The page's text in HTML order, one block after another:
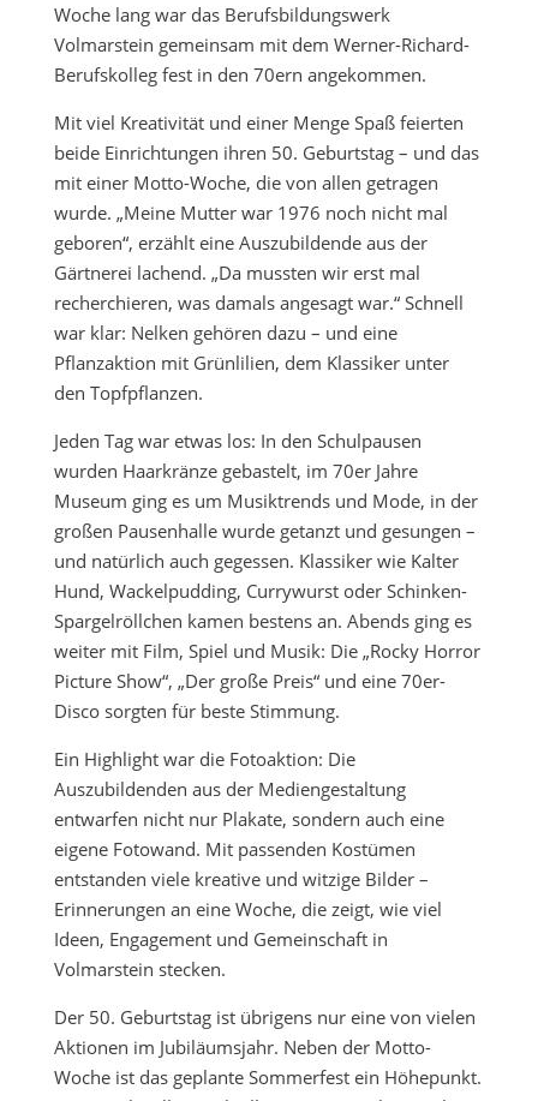
Woche lang war das Berufsbildungswerk
Volmarstein gemeinsam mit dem Werner-Richard-
Berufskolleg fest in den 70ern angekommen.
Mit viel Kreativität und einer Menge Spaß feierten
beide Einrichtungen ihren 50. Geburtstag – und das
mit einer Motto-Woche, die von allen getragen
wurde. „Meine Mutter war 1976 noch nicht mal
geboren“, erzählt eine Auszubildende aus der
Gärtnerei lachend. „Da mussten wir erst mal
recherchieren, was damals angesagt war.“ Schnell
war klar: Nelken gehören dazu – und eine
Pflanzaktion mit Grünlilien, dem Klassiker unter
den Topfpflanzen.
Jeden Tag war etwas los: In den Schulpausen
wurden Haarkränze gebastelt, im 70er Jahre
Museum ging es um Musiktrends und Mode, in der
großen Pausenhalle wurde getanzt und gesungen –
und natürlich auch gegessen. Klassiker wie Kalter
Hund, Wackelpudding, Currywurst oder Schinken-
Spargelröllchen kamen bestens an. Abends ging es
weiter mit Film, Spiel und Musik: Die „Rocky Horror
Picture Show“, „Der große Preis“ und eine 70er-
Disco sorgten für beste Stimmung.
Ein Highlight war die Fotoaktion: Die
Auszubildenden aus der Mediengestaltung
entwarfen nicht nur Plakate, sondern auch eine
eigene Fotowand. Mit passenden Kostümen
entstanden viele kreative und witzige Bilder –
Erinnerungen an eine Woche, die zeigt, wie viel
Ideen, Engagement und Gemeinschaft in
Volmarstein stecken.
Der 50. Geburtstag ist übrigens nur eine von vielen
Aktionen im Jubiläumsjahr. Neben der Motto-
Woche ist das geplante Sommerfest ein Höhepunkt.